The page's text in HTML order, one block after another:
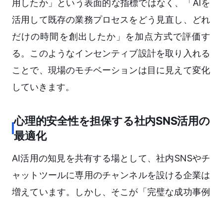
用したか」という表面的な指標ではなく、「AIを
活用して既存の業務プロセスをどう見直し、どれ
だけの時間を創出したか」を加点方式で評価す
る。このようなインセンティブ設計を取り入れる
ことで、現場のモチベーションは目に見えて変化
していきます。
心理的安全性を担保する社内SNS活用の
最適化
AI活用の知見を共有する場として、社内SNSやチ
ャットツールに専用のチャンネルを設ける企業は
増えています。しかし、そこが「完璧な成功事例